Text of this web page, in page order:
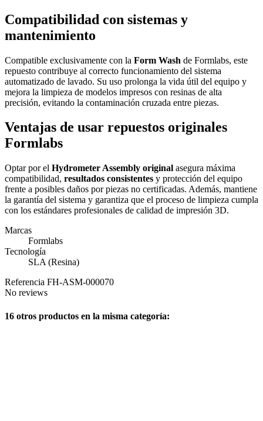
Compatibilidad con sistemas y
mantenimiento
Compatible exclusivamente con la Form Wash de Formlabs, este
repuesto contribuye al correcto funcionamiento del sistema
automatizado de lavado. Su uso prolonga la vida útil del equipo y
mejora la limpieza de modelos impresos con resinas de alta
precisión, evitando la contaminación cruzada entre piezas.
Ventajas de usar repuestos originales
Formlabs
Optar por el Hydrometer Assembly original asegura máxima
compatibilidad, resultados consistentes y protección del equipo
frente a posibles daños por piezas no certificadas. Además, mantiene
la garantía del sistema y garantiza que el proceso de limpieza cumpla
con los estándares profesionales de calidad de impresión 3D.
Marcas
Formlabs
Tecnología
SLA (Resina)
Referencia FH-ASM-000070
No reviews
16 otros productos en la misma categoría: